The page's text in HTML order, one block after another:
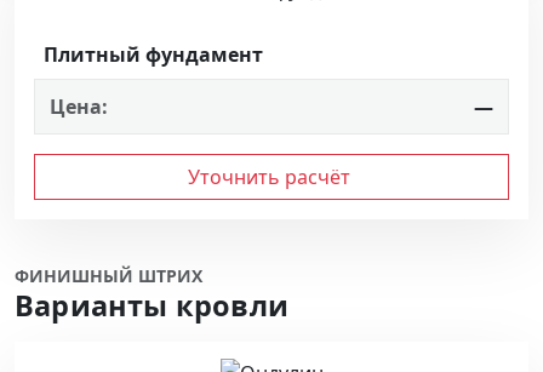
Плитный фундамент
Цена:
—
Уточнить расчёт
ФИНИШНЫЙ ШТРИХ
Варианты кровли